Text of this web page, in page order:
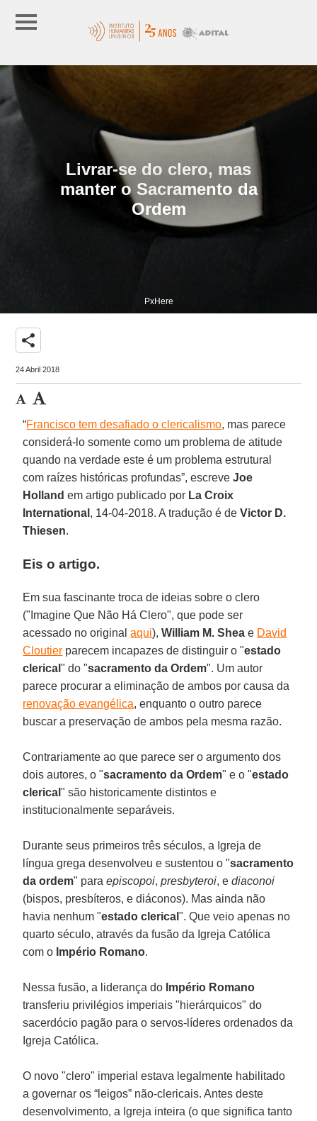
Livrar-se do clero, mas
manter o Sacramento da
Ordem
PxHere
share
24 Abril 2018
“Francisco tem desafiado o clericalismo, mas parece
considerá-lo somente como um problema de atitude
quando na verdade este é um problema estrutural
com raízes históricas profundas”, escreveJoe
Holland em artigo publicado por La Croix
International , 14-04-2018. A tradução é deVictor D.
Thiesen.
Eis o artigo.
Em sua fascinante troca de ideias sobre o clero
("Imagine Que Não Há Clero", que pode ser
acessado no originalaqui),William M. Shea e David
Cloutier parecem incapazes de distinguir o "estado
clerical" do "sacramento da Ordem". Um autor
parece procurar a eliminação de ambos por causa da
renovação evangélica, enquanto o outro parece
buscar a preservação de ambos pela mesma razão.
Contrariamente ao que parece ser o argumento dos
dois autores, o "sacramento da Ordem" e o "estado
clerical" são historicamente distintos e
institucionalmente separáveis.
Durante seus primeiros três séculos, a Igreja de
língua grega desenvolveu e sustentou o "sacramento
da ordem" paraepiscopoi,presbyteroi, ediaconoi
(bispos, presbíteros, e diáconos). Mas ainda não
havia nenhum "estado clerical". Que veio apenas no
quarto século, através da fusão da Igreja Católica
com o Império Romano.
Nessa fusão, a liderança do Império Romano
transferiu privilégios imperiais "hierárquicos" do
sacerdócio pagão para o servos-líderes ordenados da
Igreja Católica.
O novo "clero" imperial estava legalmente habilitado
a governar os “leigos” não-clericais. Antes deste
desenvolvimento, a Igreja inteira (o que significa tanto